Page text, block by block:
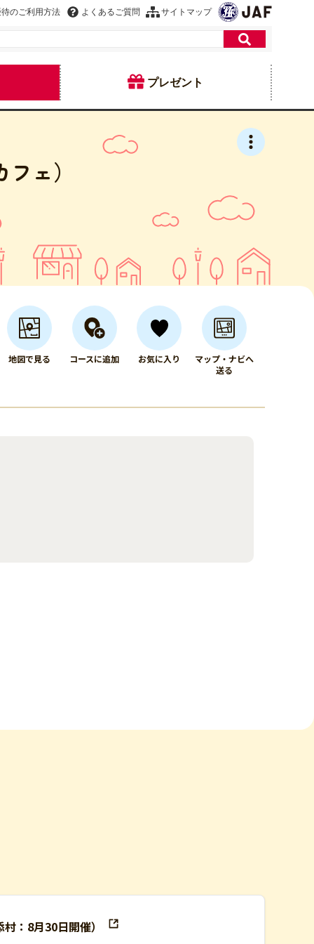
のご利用方法 よくあるご質問 サイトマップ
プレゼント
ェ）
地図で見る コースに追加 お気に入り
マップ・ナビへ
送る
：8月30日開催）